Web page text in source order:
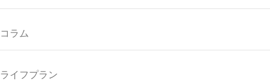
コラム
ライフプラン